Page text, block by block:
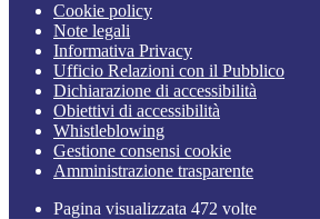
Cookie policy
Note legali
Informativa Privacy
Ufficio Relazioni con il Pubblico
Dichiarazione di accessibilità
Obiettivi di accessibilità
Whistleblowing
Gestione consensi cookie
Amministrazione trasparente
Pagina visualizzata 472 volte